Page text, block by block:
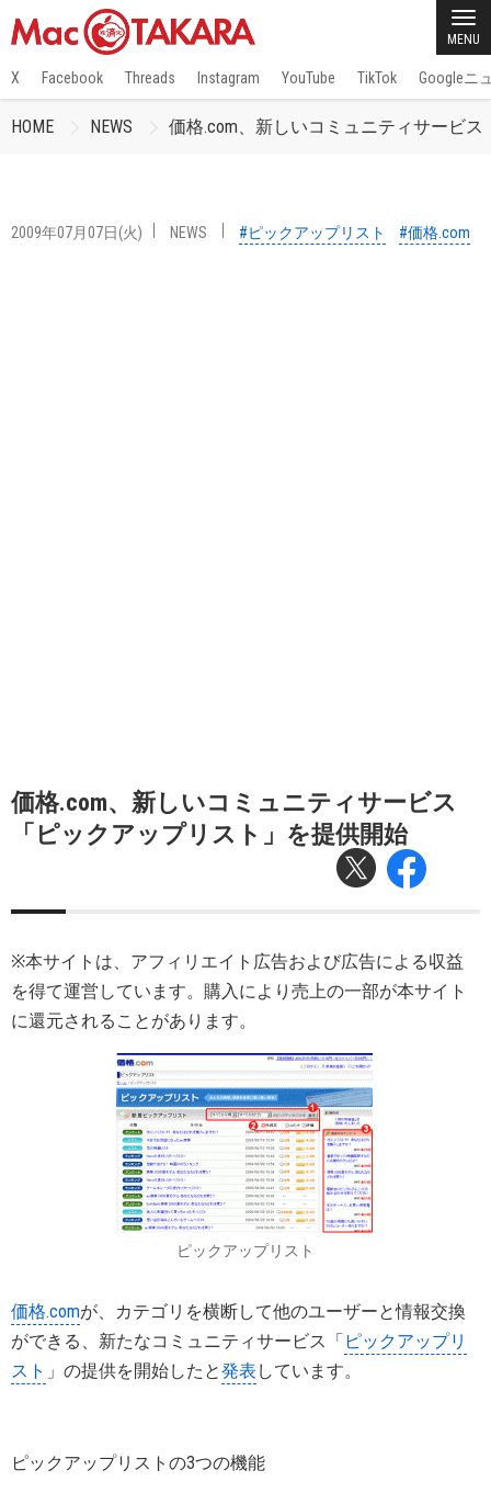
MENU
X Facebook Threads Instagram YouTube TikTok Googleニ
HOME NEWS 価格.com、新しいコミュニティサービ
2009年07月07日(火) NEWS #ピックアップリスト #価格.com
価格.com、新しいコミュニティサービス
「ピックアップリスト」を提供開始
※本サイトは、アフィリエイト広告および広告による収益
を得て運営しています。購入により売上の一部が本サイト
に還元されることがあります。
ピックアップリスト
価格.comが、カテゴリを横断して他のユーザーと情報交換
ができる、新たなコミュニティサービス「 ピックアップリ
スト 」の提供を開始したと発表 しています。
ピックアップリストの3つの機能